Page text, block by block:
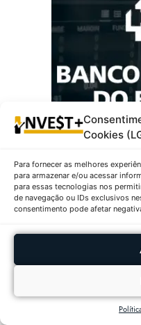
Cookies
Para fornecer as melhores
para armazenar e/ou acessar
para essas tecnologias nos
de navegação ou IDs exclusivos
consentimento pode afetar
Mais Populares:
As
Em
9
As